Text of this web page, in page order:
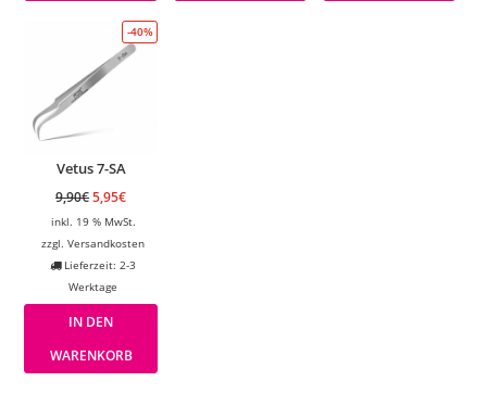
-40%
Vetus 7-SA
9,90€5,95€
inkl. 19 % MwSt.
zzgl.Versandkosten
Lieferzeit: 2-3
Werktage
IN DEN
WARENKORB